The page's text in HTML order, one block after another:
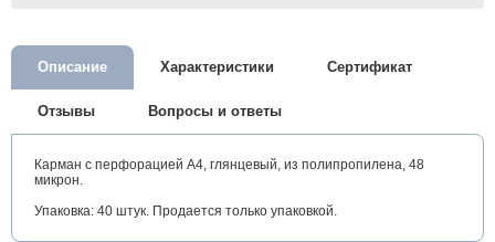
Описание Характеристики Сертификат
Отзывы Вопросы и ответы
Карман с перфорацией А4, глянцевый, из полипропилена, 48
микрон.
Упаковка: 40 штук. Продается только упаковкой.